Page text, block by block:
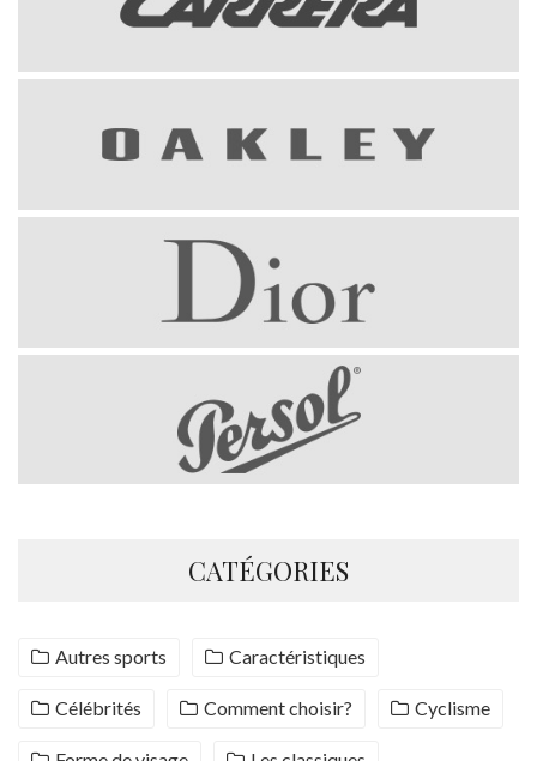
CATÉGORIES
Autres sports Caractéristiques
Célébrités Comment choisir? Cyclisme